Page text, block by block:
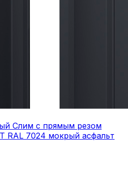
Слим с прямым резом
RAL 7024 мокрый асфальт